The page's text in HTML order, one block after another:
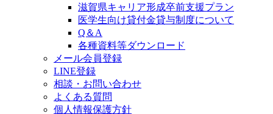
滋賀県キャリア形成卒前支援プラン
医学生向け貸付金貸与制度について
Q＆A
各種資料等ダウンロード
メール会員登録
LINE登録
相談・お問い合わせ
よくある質問
個人情報保護方針